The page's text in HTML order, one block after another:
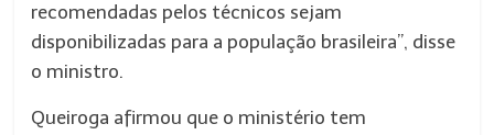
recomendadas pelos técnicos sejam
disponibilizadas para a população brasileira”, disse
o ministro.
Queiroga afirmou que o ministério tem